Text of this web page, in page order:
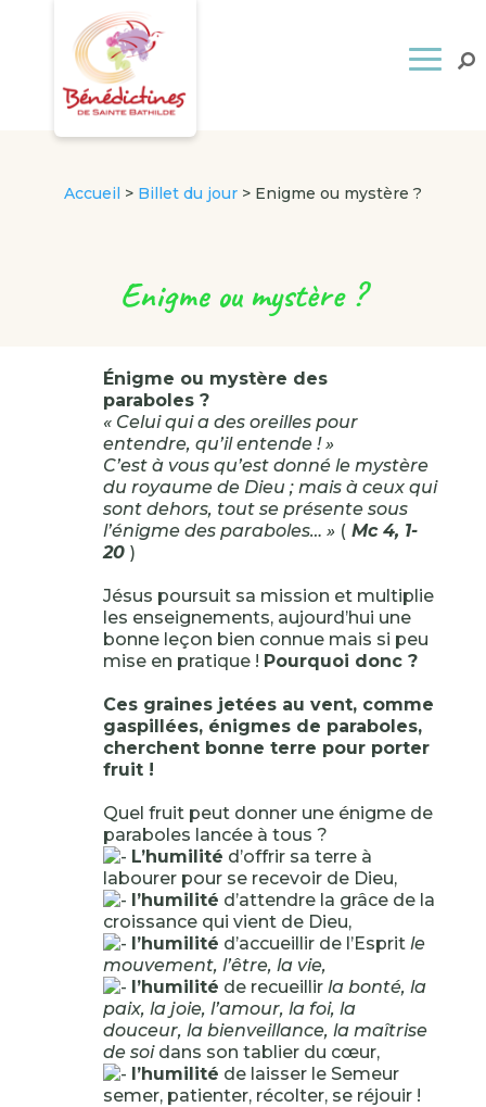
Accueil > Billet du jour> Enigme ou mystère ?
Enigme ou mystère ?
Énigme ou mystère des
paraboles ?
« Celui qui a des oreilles pour
entendre, qu’il entende ! »
C’est à vous qu’est donné le mystère
du royaume de Dieu ; mais à ceux qui
sont dehors, tout se présente sous
l’énigme des paraboles… » ( Mc 4, 1-
20 )
Jésus poursuit sa mission et multiplie
les enseignements, aujourd’hui une
bonne leçon bien connue mais si peu
mise en pratique ! Pourquoi donc ?
Ces graines jetées au vent, comme
gaspillées, énigmes de paraboles,
cherchent bonne terre pour porter
fruit !
Quel fruit peut donner une énigme de
paraboles lancée à tous ?
L’humilité d’offrir sa terre à
labourer pour se recevoir de Dieu,
l’humilité d’attendre la grâce de la
croissance qui vient de Dieu,
l’humilité d’accueillir de l’Esprit le
mouvement, l’être, la vie,
l’humilité de recueillir la bonté, la
paix, la joie, l’amour, la foi, la
douceur, la bienveillance, la maîtrise
de soidans son tablier du cœur,
l’humilité de laisser le Semeur
semer, patienter, récolter, se réjouir !